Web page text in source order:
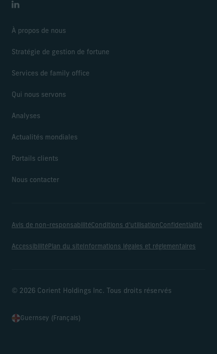
LinkedIn
À propos de nous
Stratégie de gestion de fortune
Services de family office
Qui nous servons
Analyses
Actualités mondiales
Portails clients
Nous contacter
Avis de non-responsabilitéConditions d’utilisationConfidentialité
AccessibilitéPlan du site Informations légales et réglementaires
© 2026 Corient Holdings Inc. Tous droits réservés
Guernsey (Français)